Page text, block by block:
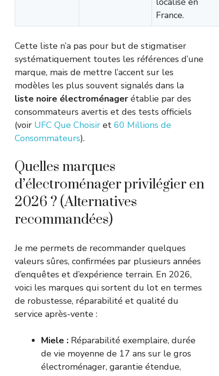
France.
Cette liste n’a pas pour but de stigmatiser
systématiquement toutes les références d’une
marque, mais de mettre l’accent sur les
modèles les plus souvent signalés dans la
liste noire électroménager établie par des
consommateurs avertis et des tests officiels
(voir UFC Que Choisir et 60 Millions de
Consommateurs).
Quelles marques
d’électroménager privilégier en
2026 ? (Alternatives
recommandées)
Je me permets de recommander quelques
valeurs sûres, confirmées par plusieurs années
d’enquêtes et d’expérience terrain. En 2026,
voici les marques qui sortent du lot en termes
de robustesse, réparabilité et qualité du
service après-vente :
Miele : Réparabilité exemplaire, durée
de vie moyenne de 17 ans sur le gros
électroménager, garantie étendue,